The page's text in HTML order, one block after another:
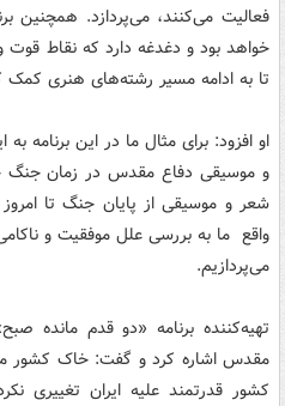
فعالیت می‌کنند، می‌پردازد. همچنین
خواهد بود و دغدغه دارد که نقاط
تا به ادامه مسیر رشته‌های هنری کمک
او افزود: برای مثال ما در این برنامه
و موسیقی دفاع مقدس در زمان جنگ
شعر و موسیقی از پایان جنگ تا
واقع ما به بررسی علل موفقیت و
می‌پردازیم.
تهیه‌کننده برنامه «دو قدم مانده
مقدس اشاره کرد و گفت: خاک
کشور قدرتمند علیه ایران تغییری